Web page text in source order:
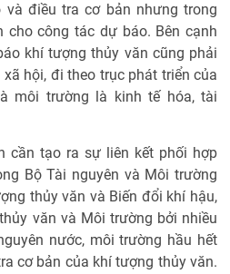
điều tra cơ bản nhưng trong
công tác dự báo. Bên cạnh
khí tượng thủy văn cũng phải
hội, đi theo trục phát triển của
môi trường là kinh tế hóa, tài
cần tạo ra sự liên kết phối hợp
Bộ Tài nguyên và Môi trường
thủy văn và Biến đổi khí hậu,
văn và Môi trường bởi nhiều
nước, môi trường hầu hết
cơ bản của khí tượng thủy văn.